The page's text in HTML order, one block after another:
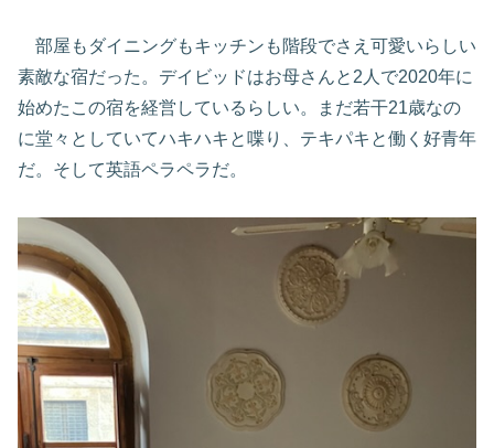
部屋もダイニングもキッチンも階段でさえ可愛いらしい
素敵な宿だった。デイビッドはお母さんと2人で2020年に
始めたこの宿を経営しているらしい。まだ若干21歳なの
に堂々としていてハキハキと喋り、テキパキと働く好青年
だ。そして英語ペラペラだ。